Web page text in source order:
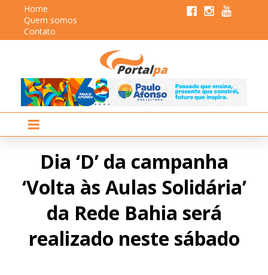
Home
Quem somos
Contato
Dia ‘D’ da campanha
‘Volta às Aulas Solidária’
da Rede Bahia será
realizado neste sábado